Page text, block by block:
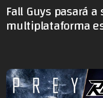
Fall Guys pasará
multiplataforma